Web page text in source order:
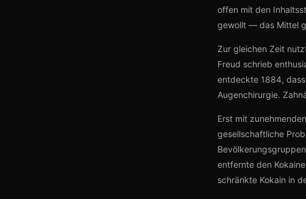
offen mit den
gewollt — das Mittel
Zur gleichen Zeit
Freud schrieb
entdeckte 1884,
Augenchirurgie.
Erst mit
gesellschaftliche
entfernte den
schränkte Kokain in